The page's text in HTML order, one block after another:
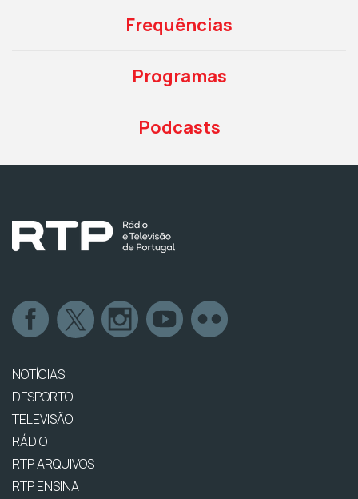
Frequências
Programas
Podcasts
NOTÍCIAS
DESPORTO
TELEVISÃO
RÁDIO
RTP ARQUIVOS
RTP ENSINA